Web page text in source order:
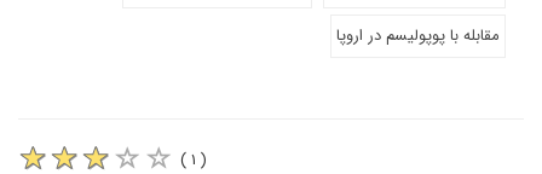
مقابله با پوپولیسم در اروپا
( ۱ )